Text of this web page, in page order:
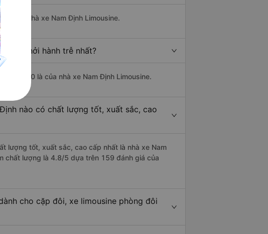
của nhà xe Nam Định Limousine.
nào khởi hành trễ nhất?
20:00 là của nhà xe Nam Định Limousine.
nào có chất lượng tốt, xuất sắc, cao
lượng tốt, xuất sắc, cao cấp nhất là nhà xe Nam
chất lượng là 4.8/5 dựa trên 159 đánh giá của
cho cặp đôi, xe limousine phòng đôi